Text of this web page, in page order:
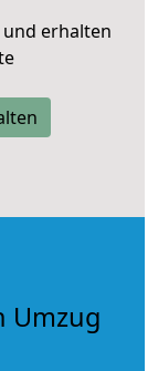
erhalten
Umzug